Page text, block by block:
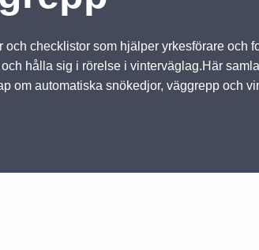
och checklistor som hjälper yrkesförare och
hålla sig i rörelse i vinterväglag.Här
om automatiska snökedjor, väggrepp och